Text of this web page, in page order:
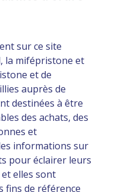
sur ce site
la mifépristone et
et de
auprès de
destinées à être
des achats, des
et
informations sur
pour éclairer leurs
elles sont
fins de référence